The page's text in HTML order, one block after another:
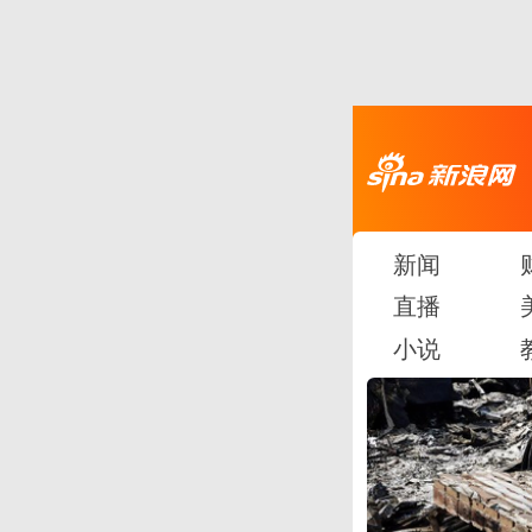
新闻
直播
小说